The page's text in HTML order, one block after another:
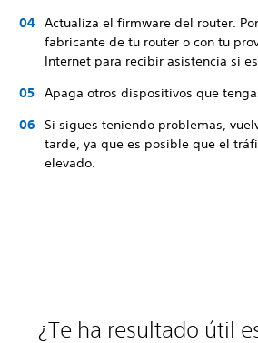
Actualiza el firmware del router.
fabricante de tu router o con tu
Internet para recibir asistencia si
Apaga otros dispositivos que
Si sigues teniendo problemas,
tarde, ya que es posible que el
elevado.
¿Te ha resultado útil